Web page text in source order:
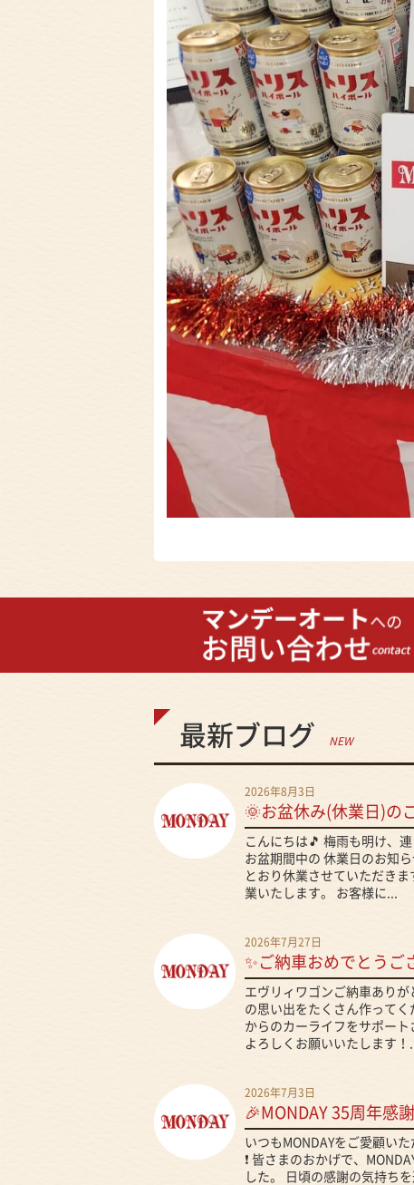
最新ブログ NEW
2026年8月3日
🌞お盆休み(休業日)の
こんにちは🎵 梅雨も明け、
お盆期間中の 休業日のお知
とおり休業させていただき
業いたします。 お客様に...
2026年7月27日
✨ご納車おめでとうご
エヴリィワゴンご納車ありが
の思い出をたくさん作って
からのカーライフをサポー
よろしくお願いいたします！...
2026年7月3日
🎉MONDAY 35周年感
いつもMONDAYをご愛顧い
❗ 皆さまのおかげで、
した。 日頃の感謝の気持ち